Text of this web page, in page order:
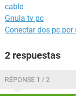
cable
Gnula tv pc
Conectar dos pc por
2 respuestas
RÉPONSE 1 / 2